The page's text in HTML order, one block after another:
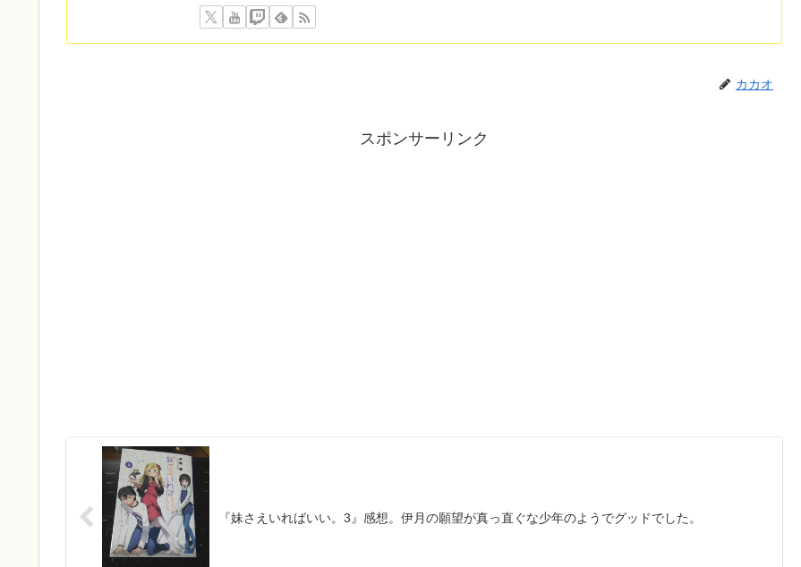
カカオ
スポンサーリンク
『妹さえいればいい。3』感想。伊月の願望が真っ直ぐな少年のようでグッドでした。